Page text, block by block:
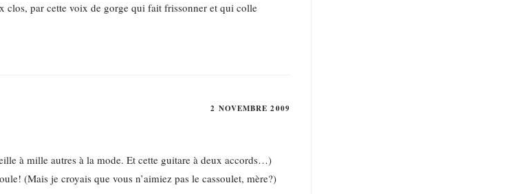
clos, par cette voix de gorge qui fait frissonner et qui colle
2 NOVEMBRE 2009
à mille autres à la mode. Et cette guitare à deux accords…)
(Mais je croyais que vous n’aimiez pas le cassoulet, mère?)